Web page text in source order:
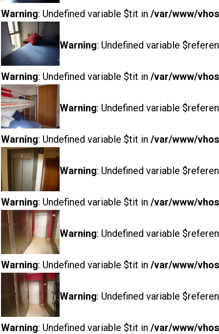
Warning: Undefined variable $tit in /var/www/
Warning: Undefined variable
Warning: Undefined variable $tit in /var/www/
Warning: Undefined variable
Warning: Undefined variable $tit in /var/www/
Warning: Undefined variable
Warning: Undefined variable $tit in /var/www/
Warning: Undefined variable
Warning: Undefined variable $tit in /var/www/
Warning: Undefined variable
Warning: Undefined variable $tit in /var/www/